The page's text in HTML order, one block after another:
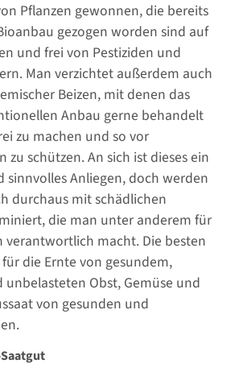
Pflanzen gewonnen, die bereits
gezogen worden sind auf
und frei von Pestiziden und
Man verzichtet außerdem auch
Beizen, mit denen das
Anbau gerne behandelt
zu machen und so vor
zu schützen. An sich ist dieses ein
sinnvolles Anliegen, doch werden
durchaus mit schädlichen
die man unter anderem für
verantwortlich macht. Die besten
die Ernte von gesundem,
Obst, Gemüse und
von gesunden und